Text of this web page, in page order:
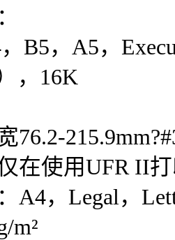
B5，A5，
，16K
76.2-
在使用UFR II打
A4，Legal，
m²